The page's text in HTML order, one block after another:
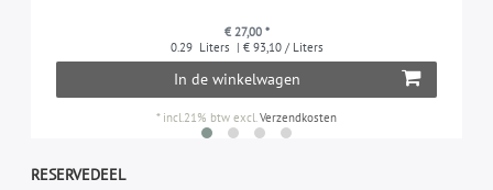
€ 27,00 *
0.29 Liters | € 93,10 / Liters
In de winkelwagen
* incl.21% btw excl. Verzendkosten
RESERVEDEEL